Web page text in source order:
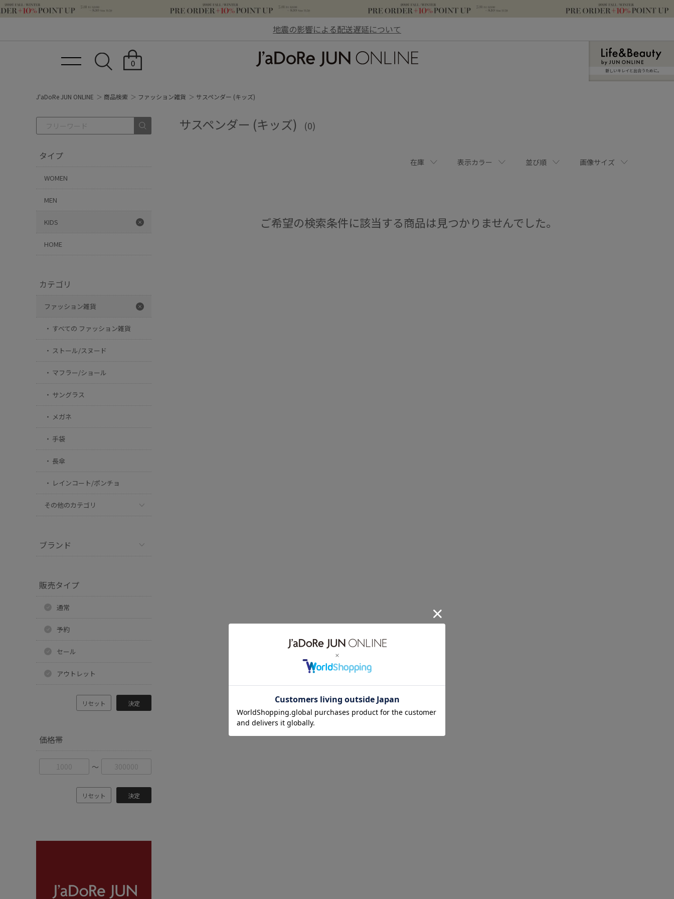
地震の影響による配送遅延について
0
新しいキレイと出合うために。
J'aDoRe JUN ONLINE 商品検索 ファッション雑貨 サスペンダー (キッズ)
タイプ
WOMEN
MEN
KIDS
HOME
カテゴリ
ファッション雑貨
すべての ファッション雑貨
ストール/スヌード
マフラー/ショール
サングラス
メガネ
手袋
長傘
レインコート/ポンチョ
その他のカテゴリ
ブランド
販売タイプ
通常
予約
セール
アウトレット
リセット 決定
価格帯
〜
リセット 決定
サスペンダー (キッズ) (0)
在庫 表示カラー 並び順 画像サイズ
ご希望の検索条件に該当する商品は見つかりませんでした。